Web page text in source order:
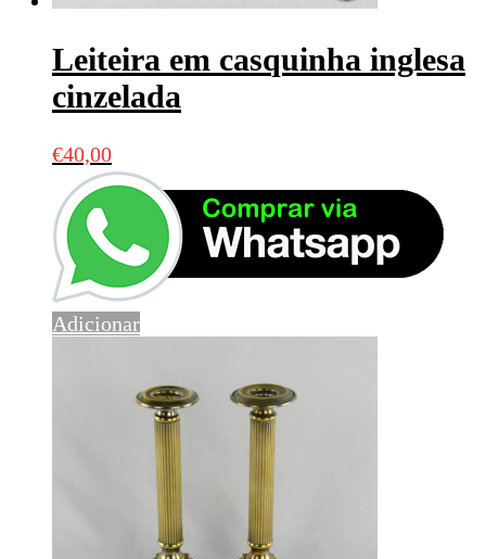
Leiteira em casquinha inglesa
cinzelada
€40,00
Adicionar